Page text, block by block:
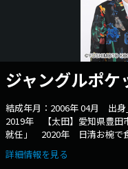
ジャングルポケ
結成年月：2006年 04月 出
2019年 【太田】愛知県豊田
就任」 2020年 日清お
ャーズとして出演
詳細情報を見る